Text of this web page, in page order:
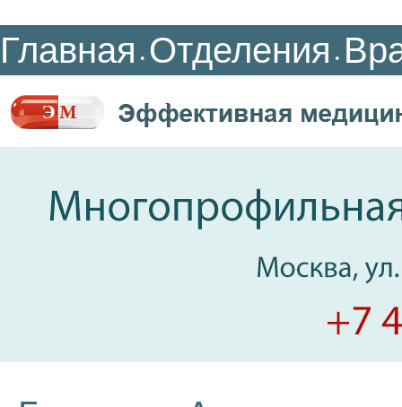
Главная • Отделения •